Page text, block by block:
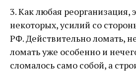
3. Как любая реорганизация,
некоторых, усилий со
РФ. Действительно ломать,
ломать уже особенно и
сломалось само собой, а